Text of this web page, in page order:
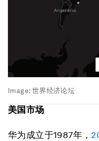
Image: 世界经济论坛
美国市场
华为成立于1987年，